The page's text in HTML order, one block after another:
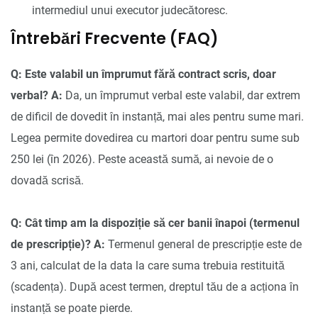
intermediul unui executor judecătoresc.
Întrebări Frecvente (FAQ)
Q: Este valabil un împrumut fără contract scris, doar
verbal? A: Da, un împrumut verbal este valabil, dar extrem
de dificil de dovedit în instanță, mai ales pentru sume mari.
Legea permite dovedirea cu martori doar pentru sume sub
250 lei (în 2026). Peste această sumă, ai nevoie de o
dovadă scrisă.
Q: Cât timp am la dispoziție să cer banii înapoi (termenul
de prescripție)? A: Termenul general de prescripție este de
3 ani, calculat de la data la care suma trebuia restituită
(scadența). După acest termen, dreptul tău de a acționa în
instanță se poate pierde.